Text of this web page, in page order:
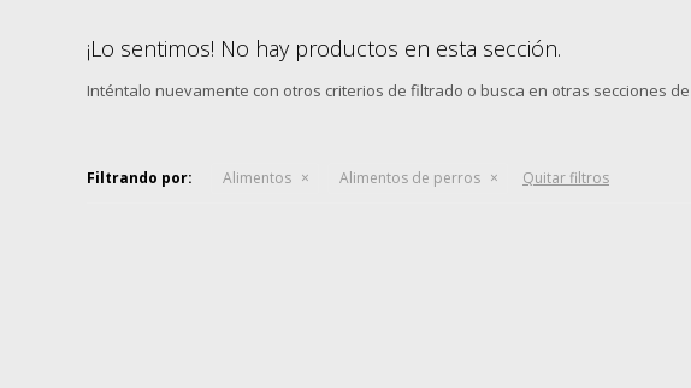
¡Lo sentimos! No hay productos en esta sección.
Inténtalo nuevamente con otros criterios de filtrado o busca en otras secciones
Filtrando por: Alimentos Alimentos de perros Quitar filtros